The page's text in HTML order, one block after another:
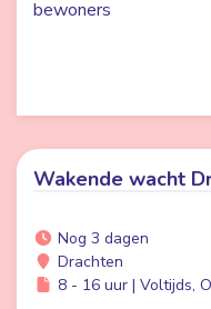
bewoners
Wakende wacht
Nog 3 dagen
Drachten
8 - 16 uur | Voltijds,